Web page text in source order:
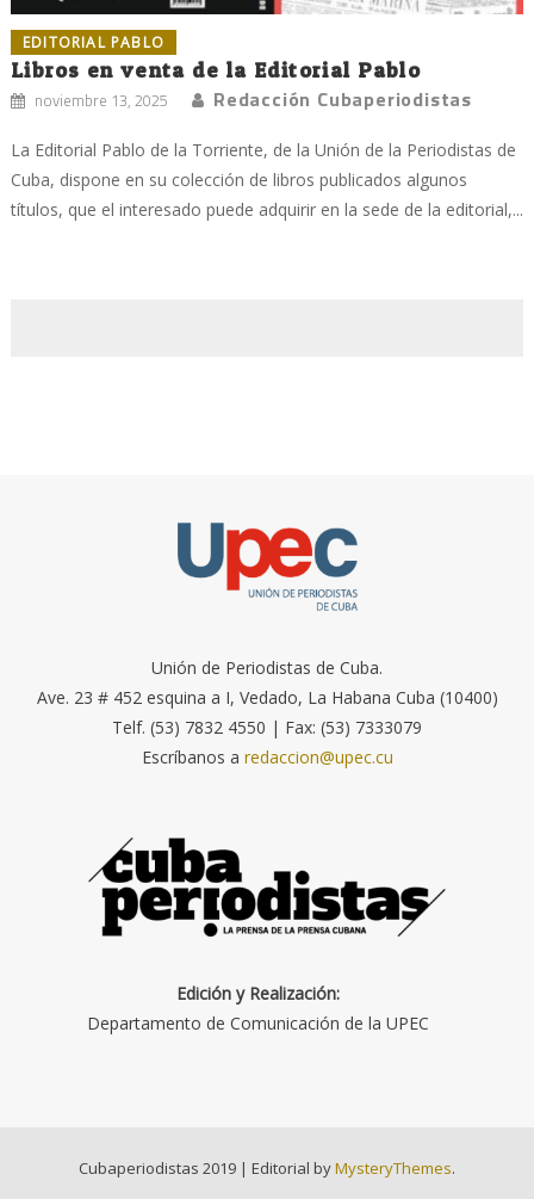
EDITORIAL PABLO
Libros en venta de la Editorial Pablo
noviembre 13, 2025 Redacción Cubaperiodistas
La Editorial Pablo de la Torriente, de la Unión de la Periodistas de
Cuba, dispone en su colección de libros publicados algunos
títulos, que el interesado puede adquirir en la sede de la editorial,...
Unión de Periodistas de Cuba.
Ave. 23 # 452 esquina a I, Vedado, La Habana Cuba (10400)
Telf. (53) 7832 4550 | Fax: (53) 7333079
Escríbanos a redaccion@upec.cu
Edición y Realización:
Departamento de Comunicación de la UPEC
Cubaperiodistas 2019 | Editorial byMysteryThemes.